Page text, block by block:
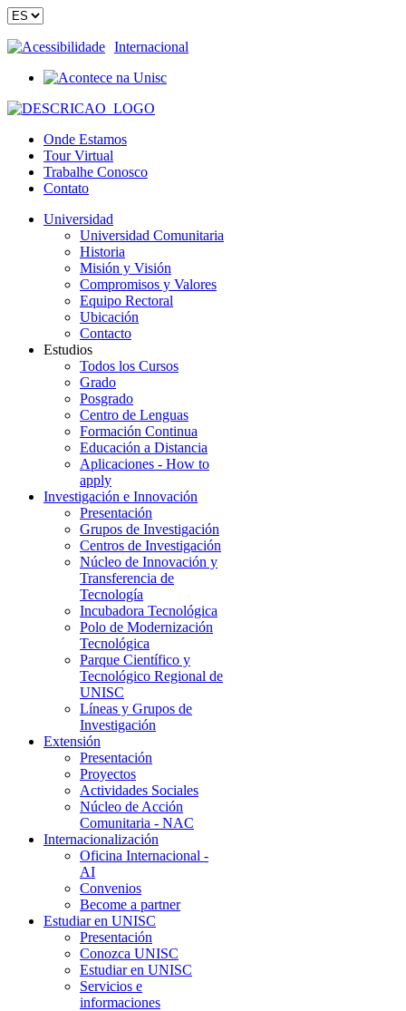
Acessibilidade Internacional
Onde Estamos
Tour Virtual
Trabalhe Conosco
Contato
Universidad
Universidad Comunitaria
Historia
Misión y Visión
Compromisos y Valores
Equipo Rectoral
Ubicación
Contacto
Estudios
Todos los Cursos
Grado
Posgrado
Centro de Lenguas
Formación Continua
Educación a Distancia
Aplicaciones - How to
apply
Investigación e Innovación
Presentación
Grupos de Investigación
Centros de Investigación
Núcleo de Innovación y
Transferencia de
Tecnología
Incubadora Tecnológica
Polo de Modernización
Tecnológica
Parque Científico y
Tecnológico Regional de
UNISC
Líneas y Grupos de
Investigación
Extensión
Presentación
Proyectos
Actividades Sociales
Núcleo de Acción
Comunitaria - NAC
Internacionalización
Oficina Internacional -
AI
Convenios
Become a partner
Estudiar en UNISC
Presentación
Conozca UNISC
Estudiar en UNISC
Servicios e
informaciones